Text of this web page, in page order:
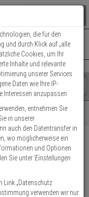
ist momentan leer.
Fertig
| Fr.: 8:00 - 14:00 Uhr
3 Schl.
die für den
und durch Klick auf „alle
Cookies, um Ihr
Inhalte und relevante
unserer Services
Daten wie Ihre IP-
Interessen anzupassen.
entnehmen Sie
in unserer
auch den Datentransfer in
wo möglicherweise ein
und Optionen
Sie unter 'Einstellungen
Link „Datenschutz
verwenden wir nur